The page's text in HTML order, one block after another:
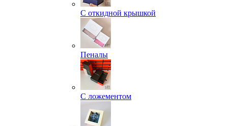
С откидной крышкой
Пеналы
С ложементом